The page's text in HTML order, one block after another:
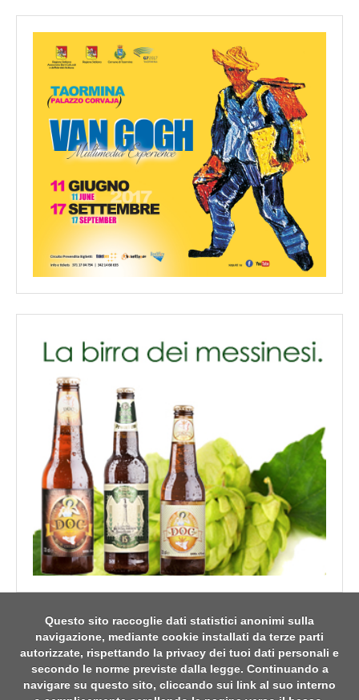
Questo sito raccoglie dati statistici anonimi sulla
navigazione, mediante cookie installati da terze parti
autorizzate, rispettando la privacy dei tuoi dati personali e
secondo le norme previste dalla legge. Continuando a
navigare su questo sito, cliccando sui link al suo interno